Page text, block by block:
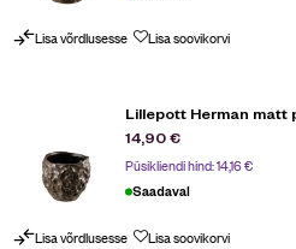
Lisa võrdlusesse Lisa soovikorvi
Lillepott Herman matt
14,90€
Püsikliendi hind:14,16€
Saadaval
Lisa võrdlusesse Lisa soovikorvi